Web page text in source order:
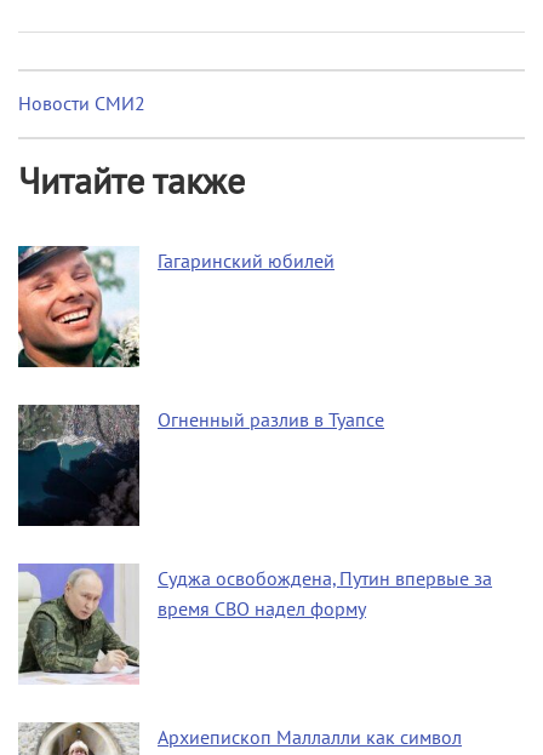
Новости СМИ2
Читайте также
Гагаринский юбилей
Огненный разлив в Туапсе
Суджа освобождена, Путин впервые за
время СВО надел форму
Архиепископ Маллалли как символ